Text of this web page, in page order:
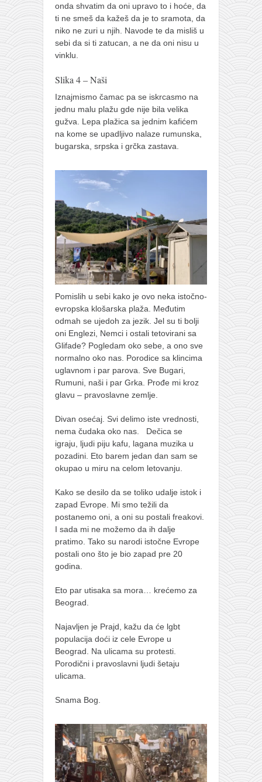
onda shvatim da oni upravo to i hoće, da
ti ne smeš da kažeš da je to sramota, da
niko ne zuri u njih. Navode te da misliš u
sebi da si ti zatucan, a ne da oni nisu u
vinklu.
Slika 4 – Naši
Iznajmismo čamac pa se iskrcasmo na
jednu malu plažu gde nije bila velika
gužva. Lepa plažica sa jednim kafićem
na kome se upadljivo nalaze rumunska,
bugarska, srpska i grčka zastava.
Pomislih u sebi kako je ovo neka istočno-
evropska klošarska plaža. Međutim
odmah se ujedoh za jezik. Jel su ti bolji
oni Englezi, Nemci i ostali tetovirani sa
Glifade? Pogledam oko sebe, a ono sve
normalno oko nas. Porodice sa klincima
uglavnom i par parova. Sve Bugari,
Rumuni, naši i par Grka. Prođe mi kroz
glavu – pravoslavne zemlje.
Divan osećaj. Svi delimo iste vrednosti,
nema čudaka oko nas.
Dečica se
igraju, ljudi piju kafu, lagana muzika u
pozadini. Eto barem jedan dan sam se
okupao u miru na celom letovanju.
Kako se desilo da se toliko udalje istok i
zapad Evrope. Mi smo težili da
postanemo oni, a oni su postali freakovi.
I sada mi ne možemo da ih dalje
pratimo. Tako su narodi istočne Evrope
postali ono što je bio zapad pre 20
godina.
Eto par utisaka sa mora… krećemo za
Beograd.
Najavljen je Prajd, kažu da će lgbt
populacija doći iz cele Evrope u
Beograd. Na ulicama su protesti.
Porodični i pravoslavni ljudi šetaju
ulicama.
Snama Bog.